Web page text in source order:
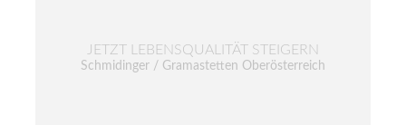
JETZT LEBENSQUALITÄT STEIGERN
Schmidinger / Gramastetten Oberösterreich